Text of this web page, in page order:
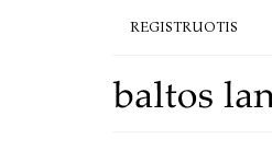
REGISTRUOTIS